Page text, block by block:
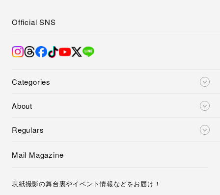
Categories
About
Regulars
Official SNS
Mail Magazine
表紙撮影の舞台裏やイベント情報などをお届け！